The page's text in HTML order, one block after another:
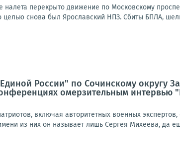
налета перекрыто движение по Московскому
целью снова был Ярославский НПЗ. Сбиты БПЛА,
России" по Сочинскому округу
омерзительным интервью
включая авторитетных военных
из них он называет лишь Сергея Михеева, да